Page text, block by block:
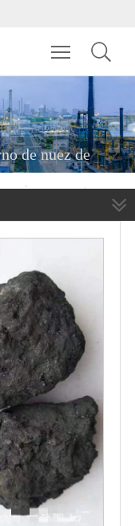
Toggle
de nuez de
en venta